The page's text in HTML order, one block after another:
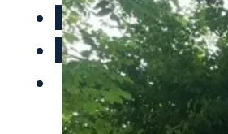
Hauptverein
Aktuelles
Sparten